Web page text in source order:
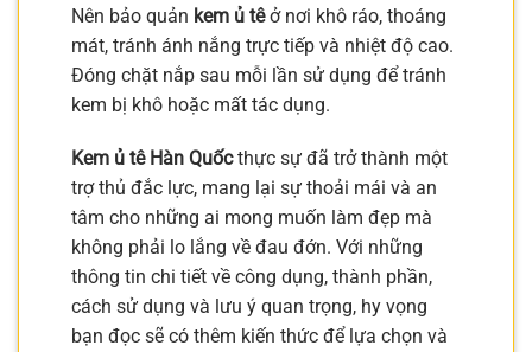
Nên bảo quản kem ủ têở nơi khô ráo, thoáng
mát, tránh ánh nắng trực tiếp và nhiệt độ cao.
Đóng chặt nắp sau mỗi lần sử dụng để tránh
kem bị khô hoặc mất tác dụng.
Kem ủ tê Hàn Quốcthực sự đã trở thành một
trợ thủ đắc lực, mang lại sự thoải mái và an
tâm cho những ai mong muốn làm đẹp mà
không phải lo lắng về đau đớn. Với những
thông tin chi tiết về công dụng, thành phần,
cách sử dụng và lưu ý quan trọng, hy vọng
bạn đọc sẽ có thêm kiến thức để lựa chọn và